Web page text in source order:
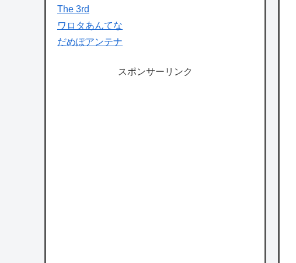
The 3rd
ワロタあんてな
だめぽアンテナ
スポンサーリンク